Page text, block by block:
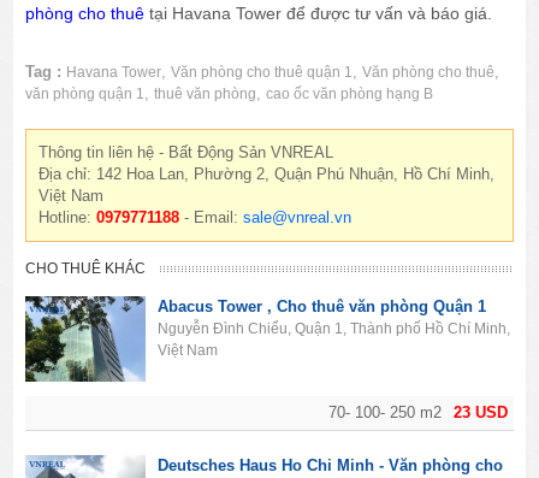
phòng cho thuêtại Havana Tower để được tư vấn và báo giá.
Tag : Havana Tower ,Văn phòng cho thuê quận 1 ,Văn phòng cho thuê
văn phòng quận 1 ,thuê văn phòng ,cao ốc văn phòng hạng B
Thông tin liên hệ - Bất Động Sản VNREAL
Địa chỉ: 142 Hoa Lan, Phường 2, Quận Phú Nhuận, Hồ Chí Minh,
Việt Nam
Hotline:0979771188 - Email:sale@vnreal.vn
CHO THUÊ KHÁC
23 USD
70- 100- 250 m2
Abacus Tower , Cho thuê văn phòng Quận 1
Nguyễn Đình Chiểu, Quận 1, Thành phố Hồ Chí Minh,
Việt Nam
Deutsches Haus Ho Chi Minh - Văn phòng cho